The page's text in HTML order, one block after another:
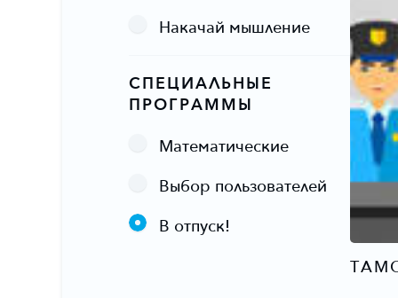
Накачай мышление
СПЕЦИАЛЬНЫЕ
ПРОГРАММЫ
Математические
Выбор пользователей
В отпуск!